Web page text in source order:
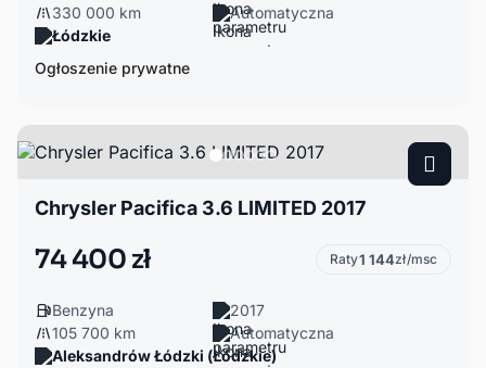
330 000 km
Automatyczna
Łódzkie
Ogłoszenie prywatne
Chrysler Pacifica 3.6 LIMITED 2017
74 400 zł Raty1 144zł/msc
Benzyna
2017
105 700 km
Automatyczna
Aleksandrów Łódzki (Łódzkie)